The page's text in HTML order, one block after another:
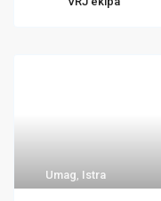
Umag, Istra